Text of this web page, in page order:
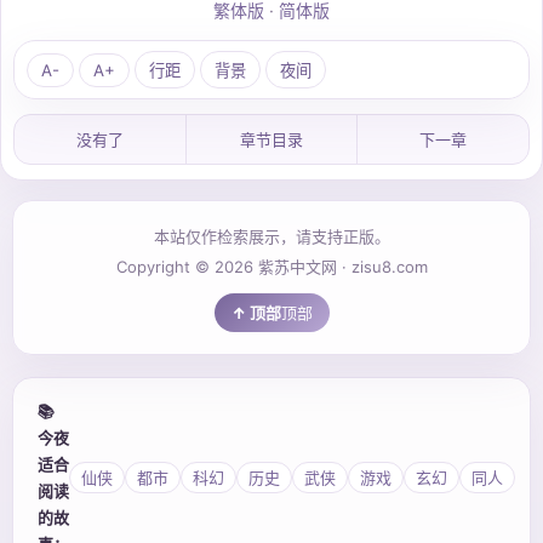
繁体版 · 简体版
A- A+ 行距 背景 夜间
没有了 章节目录 下一章
本站仅作检索展示，请支持正版。
Copyright © 2026 紫苏中文网 · zisu8.com
顶部
📚
今夜
适合
阅读
的故
仙侠 都市 科幻 历史 武侠 游戏 玄幻 同人